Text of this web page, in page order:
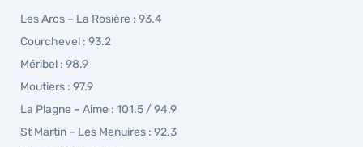
Les Arcs – La Rosière : 93.4
Courchevel : 93.2
Méribel : 98.9
Moutiers : 97.9
La Plagne – Aime : 101.5 / 94.9
St Martin – Les Menuires : 92.3